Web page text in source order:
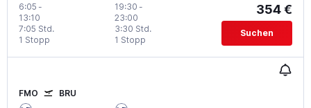
6:05 -
13:10
1 Stopp
7:05 Std.
19:30 -
23:00
1 Stopp
3:30 Std.
354 €
Suchen
FMO BRU